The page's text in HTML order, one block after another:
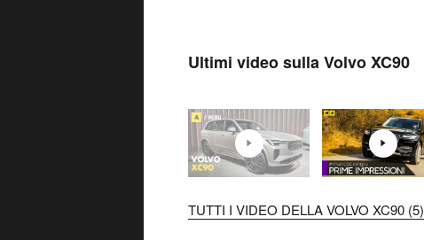
Ultimi video sulla Volvo XC90
TUTTI I VIDEO DELLA VOLVO XC90 (5)